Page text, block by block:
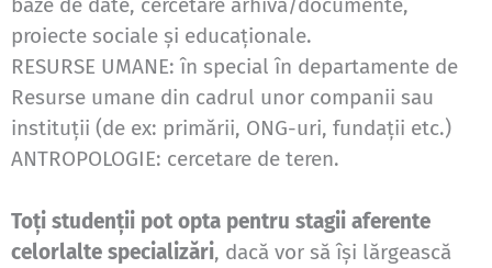
baze de date, cercetare arhivă/documente,
proiecte sociale şi educaţionale.
RESURSE UMANE: în special în departamente de
Resurse umane din cadrul unor companii sau
instituţii (de ex: primării, ONG-uri, fundaţii etc.)
ANTROPOLOGIE: cercetare de teren.
Toţi studenţii pot opta pentru stagii aferente
celorlalte specializări, dacă vor să îşi lărgească